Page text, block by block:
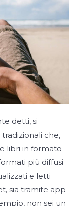
detti, si
che,
libri in formato
più diffusi
e letti
sia tramite app
non sei un